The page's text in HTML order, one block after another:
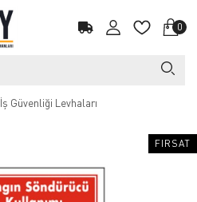
0
İş Güvenliği Levhaları
FIRSAT